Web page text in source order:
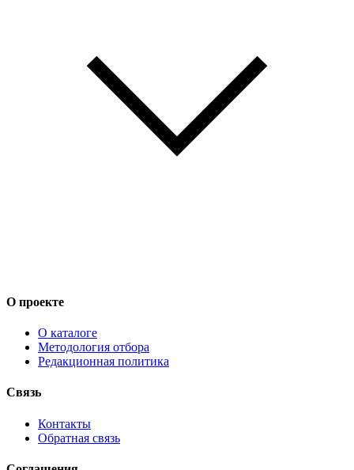
О проекте
О каталоге
Методология отбора
Редакционная политика
Связь
Контакты
Обратная связь